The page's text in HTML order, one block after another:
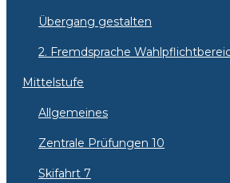
Übergang gestalten
2. Fremdsprache
Mittelstufe
Allgemeines
Zentrale Prüfungen 10
Skifahrt 7